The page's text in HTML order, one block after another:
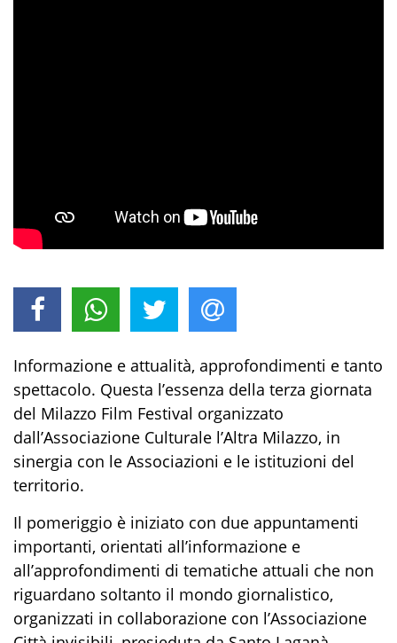
Informazione e attualità, approfondimenti e tanto
spettacolo. Questa l’essenza della terza giornata
del Milazzo Film Festival organizzato
dall’Associazione Culturale l’Altra Milazzo, in
sinergia con le Associazioni e le istituzioni del
territorio.
Il pomeriggio è iniziato con due appuntamenti
importanti, orientati all’informazione e
all’approfondimenti di tematiche attuali che non
riguardano soltanto il mondo giornalistico,
organizzati in collaborazione con l’Associazione